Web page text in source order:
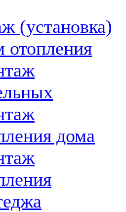
(установка)
отопления
дома